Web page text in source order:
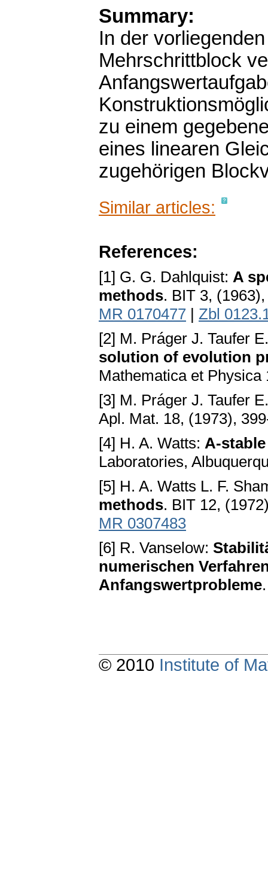
Summary:
In der
Mehrschrittblock
zu einem
eines linearen
zugehörigen
Similar articles:
References:
[1] G. G. Dahlquist: A
methods. BIT 3,
MR 0170477 | Zbl
[2] M. Práger J. Taufer
solution of evolution
Mathematica et
[3] M. Práger J. Taufer
Apl. Mat. 18, (1973),
[4] H. A. Watts: A-
Laboratories,
[5] H. A. Watts L. F.
methods. BIT 12,
MR 0307483
[6] R. Vanselow:
numerischen
Anfangswertprobleme
© 2010 Institute of